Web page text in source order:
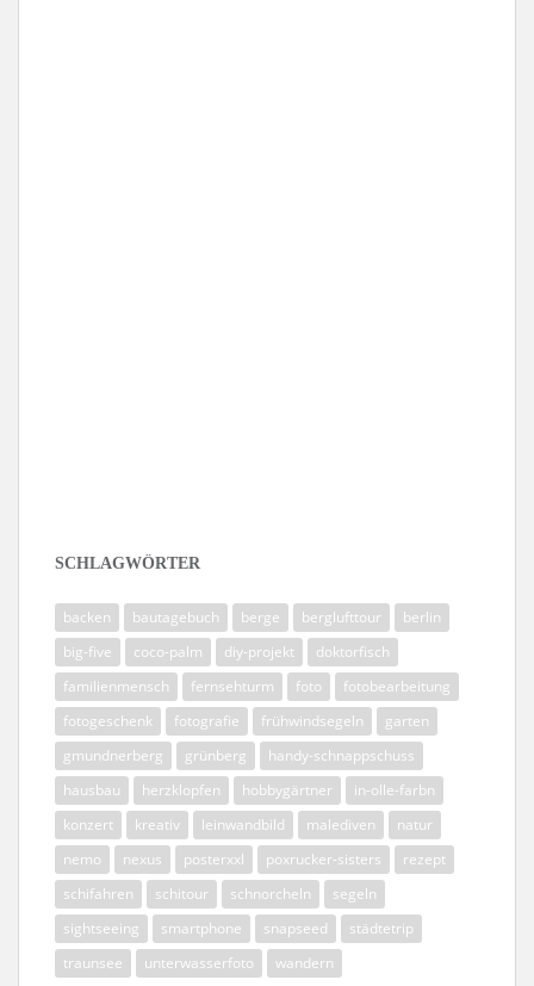
SCHLAGWÖRTER
backen bautagebuch berge berglufttour
berlin
big-five
coco-palm diy-projekt
doktorfisch
familienmensch
fernsehturm foto
fotobearbeitung
fotogeschenk
fotografie frühwindsegeln
garten
gmundnerberg
grünberg
handy-schnappschuss
hausbau
herzklopfen hobbygärtner
in-olle-farbn
konzert
kreativ leinwandbild malediven
natur
nemo
nexus posterxxl poxrucker-sisters
rezept
schifahren
schitour schnorcheln
segeln
sightseeing
smartphone snapseed
städtetrip
traunsee
unterwasserfoto wandern